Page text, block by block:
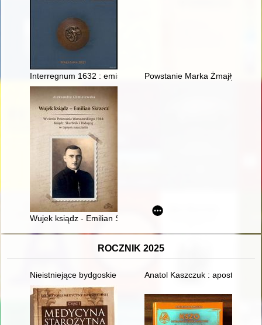
Interregnum 1632 : emisje talarowe = Interregnum 1632 :
Powstanie Marka Żmajły 1625
Wujek ksiądz - Emilian Skrzecz : w cieniu Powstania
ROCZNIK 2025
Nieistniejące bydgoskie pomniki i tablice pamiątkowe
Anatol Kaszczuk : apostoł